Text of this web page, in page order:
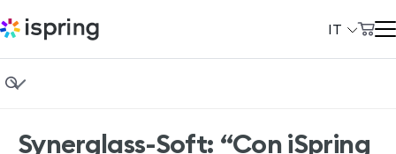
IT
Prodotti
Synerglass-Soft: “Con iSpring